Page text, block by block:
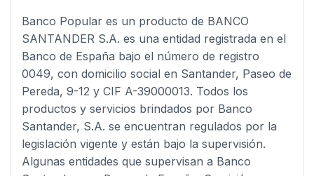
Banco Popular es un producto de BANCO
SANTANDER S.A. es una entidad registrada en el
Banco de España bajo el número de registro
0049, con domicilio social en Santander, Paseo de
Pereda, 9-12 y CIF A-39000013. Todos los
productos y servicios brindados por Banco
Santander, S.A. se encuentran regulados por la
legislación vigente y están bajo la supervisión.
Algunas entidades que supervisan a Banco